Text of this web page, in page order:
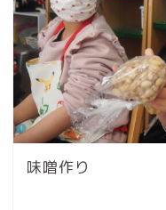
味噌作り